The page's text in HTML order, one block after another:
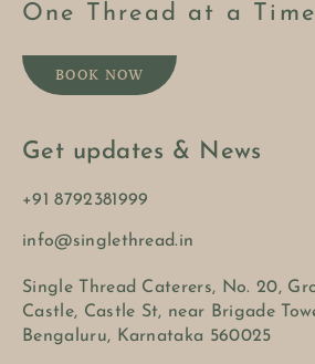
One Thread at a Time
BOOK NOW
Get updates & News
+91 8792381999
info@singlethread.in
Single Thread Caterers, No. 20,
Castle, Castle St, near Brigade
Bengaluru, Karnataka 560025